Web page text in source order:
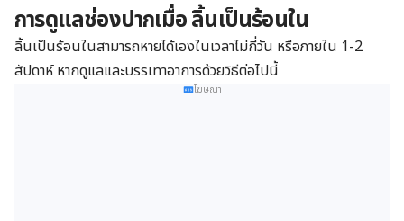
การดูแลช่องปากเมื่อ ลิ้นเป็นร้อนใน
ลิ้นเป็นร้อนในสามารถหายได้เองในเวลาไม่กี่วัน หรือภายใน 1-2
สัปดาห์ หากดูแลและบรรเทาอาการด้วยวิธีต่อไปนี้
โฆษณา